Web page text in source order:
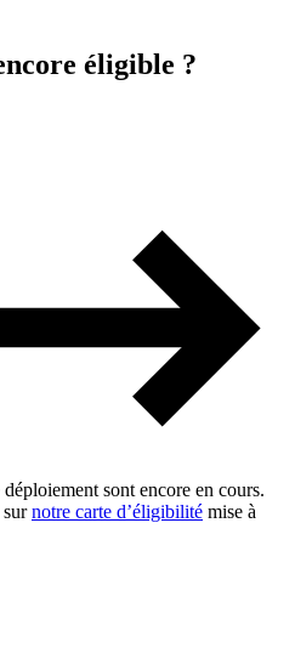
éligible ?
sont encore en cours.
surnotre carte d’éligibilité mise à